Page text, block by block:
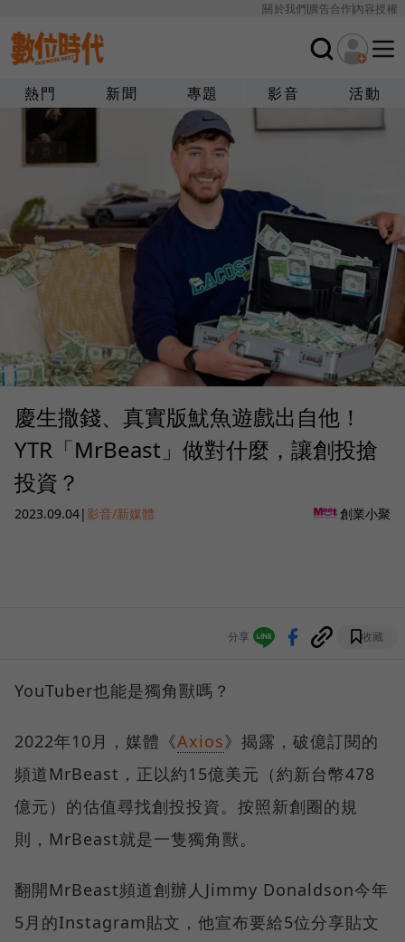
關於我們廣告合作內容授權
熱門 新聞 專題 影音 活動
慶生撒錢、真實版魷魚遊戲出自他！
YTR「MrBeast」做對什麼，讓創投搶
投資？
2023.09.04| 影音/新媒體 創業小聚
分享 收藏
YouTuber也能是獨角獸嗎？
2022年10月，媒體《Axios》揭露，破億訂閱的
頻道MrBeast，正以約15億美元（約新台幣478
億元）的估值尋找創投投資。按照新創圈的規
則，MrBeast就是一隻獨角獸。
翻開MrBeast頻道創辦人Jimmy Donaldson今年
5月的Instagram貼文，他宣布要給5位分享貼文